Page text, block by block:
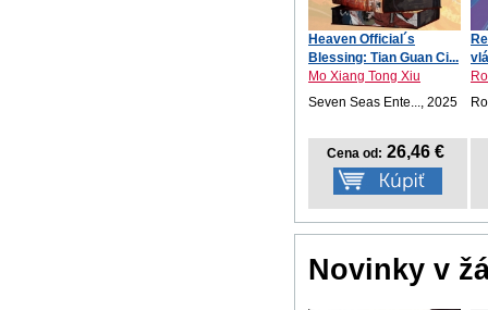
Heaven Official´s
Blessing: Tian Guan Ci...
Mo Xiang Tong Xiu
Seven Seas Ente..., 2025
Cena od: 26,46 €
Novinky v